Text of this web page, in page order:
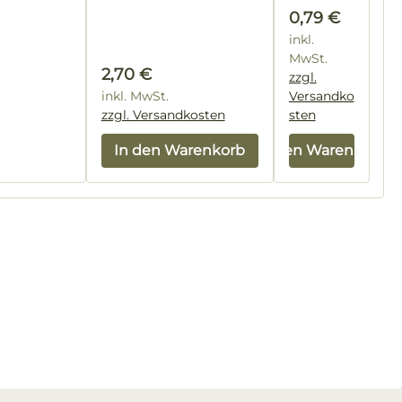
Regulärer Preis:
2,70 €
inkl. MwSt.
zzgl. Versandkosten
In den Warenkorb
Regulärer
0,79 €
inkl.
MwSt.
zzgl.
Versandko
sten
In den Warenkorb